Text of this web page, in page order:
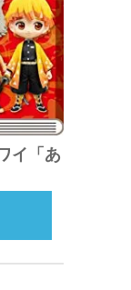
イ「あ